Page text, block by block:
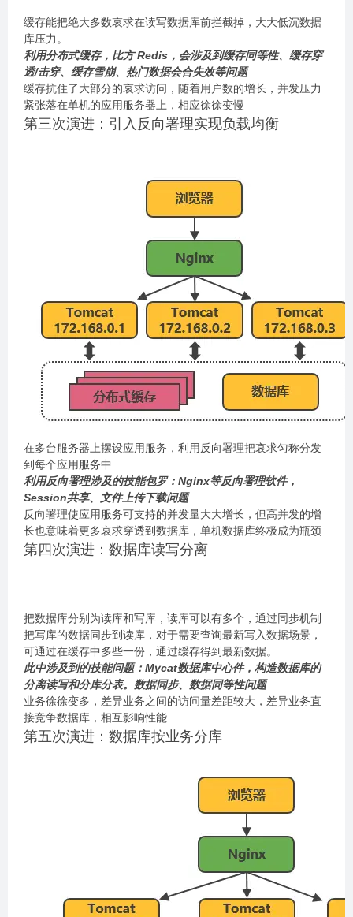
缓存能把绝大多数哀求在读写数据库前拦截掉，大大低沉数据
库压力。
利用分布式缓存，比方 Redis，会涉及到缓存同等性、缓存穿
透/击穿、缓存雪崩、热门数据会合失效等问题
缓存抗住了大部分的哀求访问，随着用户数的增长，并发压力
紧张落在单机的应用服务器上，相应徐徐变慢
第三次演进：引入反向署理实现负载均衡
在多台服务器上摆设应用服务，利用反向署理把哀求匀称分发
到每个应用服务中
利用反向署理涉及的技能包罗：Nginx等反向署理软件，
Session共享、文件上传下载问题
反向署理使应用服务可支持的并发量大大增长，但高并发的增
长也意味着更多哀求穿透到数据库，单机数据库终极成为瓶颈
第四次演进：数据库读写分离
把数据库分别为读库和写库，读库可以有多个，通过同步机制
把写库的数据同步到读库，对于需要查询最新写入数据场景，
可通过在缓存中多些一份，通过缓存得到最新数据。
此中涉及到的技能问题：Mycat数据库中心件，构造数据库的
分离读写和分库分表。数据同步、数据同等性问题
业务徐徐变多，差异业务之间的访问量差距较大，差异业务直
接竞争数据库，相互影响性能
第五次演进：数据库按业务分库